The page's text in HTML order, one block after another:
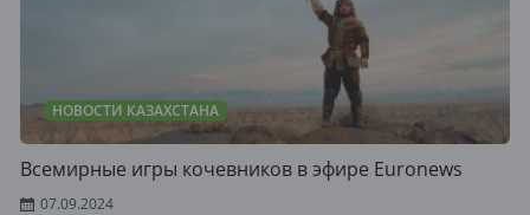
НОВОСТИ КАЗАХСТАНА
Всемирные игры кочевников в эфире Euronews
07.09.2024